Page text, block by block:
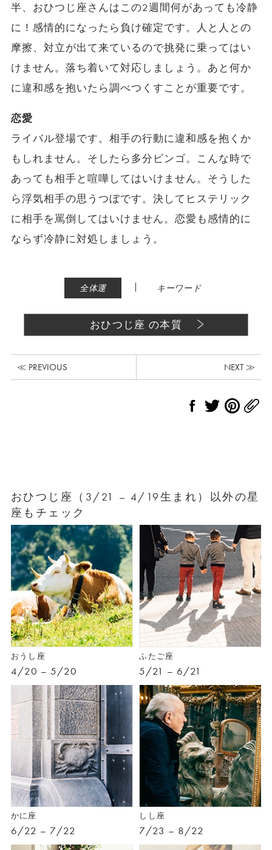
半、おひつじ座さんはこの2週間何があっても冷静
に！感情的になったら負け確定です。人と人との
摩擦、対立が出て来ているので挑発に乗ってはい
けません。落ち着いて対応しましょう。あと何か
に違和感を抱いたら調べつくすことが重要です。
恋愛
ライバル登場です。相手の行動に違和感を抱くか
もしれません。そしたら多分ビンゴ。こんな時で
あっても相手と喧嘩してはいけません。そうした
ら浮気相手の思うつぼです。決してヒステリック
に相手を罵倒してはいけません。恋愛も感情的に
ならず冷静に対処しましょう。
全体運 | キーワード
おひつじ座 の本質
≪ PREVIOUS NEXT ≫
おひつじ座（3/21 – 4/19生まれ）以外の星
座もチェック
おうし座
4/20 – 5/20
ふたご座
5/21 – 6/21
かに座
6/22 – 7/22
しし座
7/23 – 8/22